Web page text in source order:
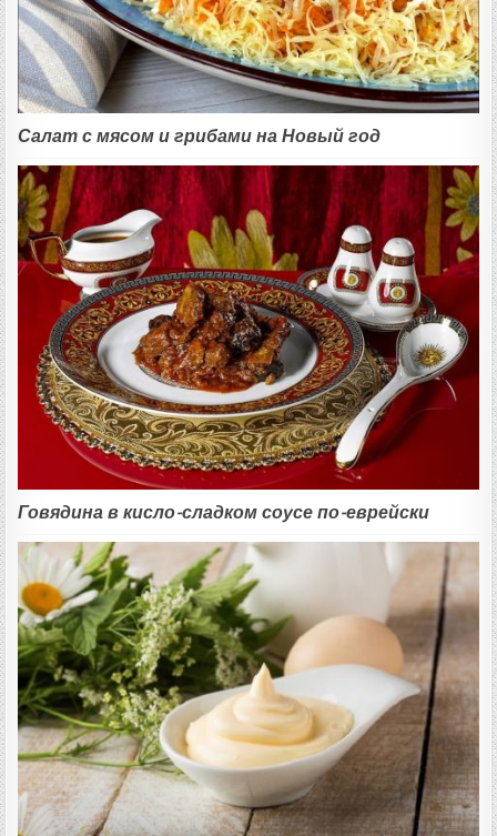
Салат с мясом и грибами на Новый год
Говядина в кисло-сладком соусе по-еврейски